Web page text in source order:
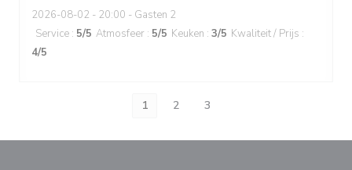
2026-08-02 - 20:00 - Gasten 2
Service : 5/5 Atmosfeer : 5/5 Keuken : 3/5 Kwaliteit / Prijs :
4/5
1 2 3